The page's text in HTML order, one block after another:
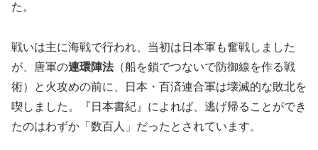
た。
戦いは主に海戦で行われ、当初は日本軍も奮戦しました
が、唐軍の連環陣法（船を鎖でつないで防御線を作る戦
術）と火攻めの前に、日本・百済連合軍は壊滅的な敗北を
喫しました。『日本書紀』によれば、逃げ帰ることができ
たのはわずか「数百人」だったとされています。